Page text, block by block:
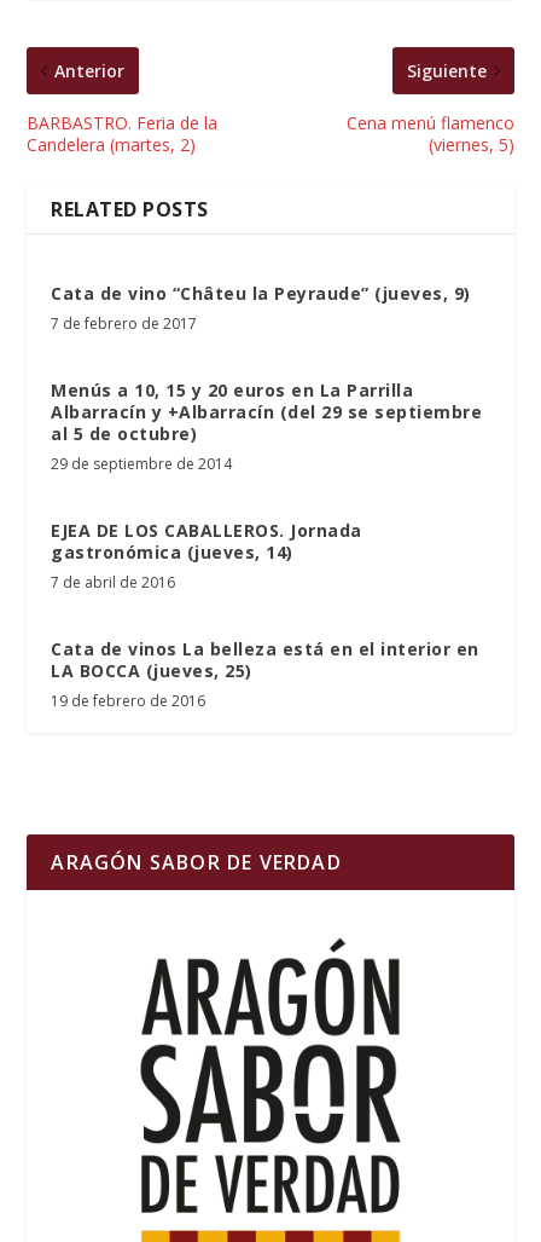
Anterior
BARBASTRO. Feria de la
Candelera (martes, 2)
Siguiente
Cena menú flamenco
(viernes, 5)
RELATED POSTS
Cata de vino “Châteu la Peyraude” (jueves, 9)
7 de febrero de 2017
Menús a 10, 15 y 20 euros en La Parrilla
Albarracín y +Albarracín (del 29 se septiembre
al 5 de octubre)
29 de septiembre de 2014
EJEA DE LOS CABALLEROS. Jornada
gastronómica (jueves, 14)
7 de abril de 2016
Cata de vinos La belleza está en el interior en
LA BOCCA (jueves, 25)
19 de febrero de 2016
ARAGÓN SABOR DE VERDAD